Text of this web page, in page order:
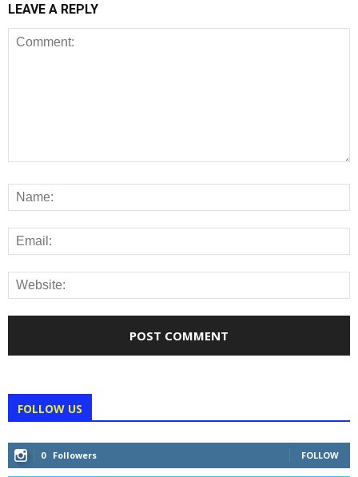
LEAVE A REPLY
FOLLOW US
0 Followers FOLLOW